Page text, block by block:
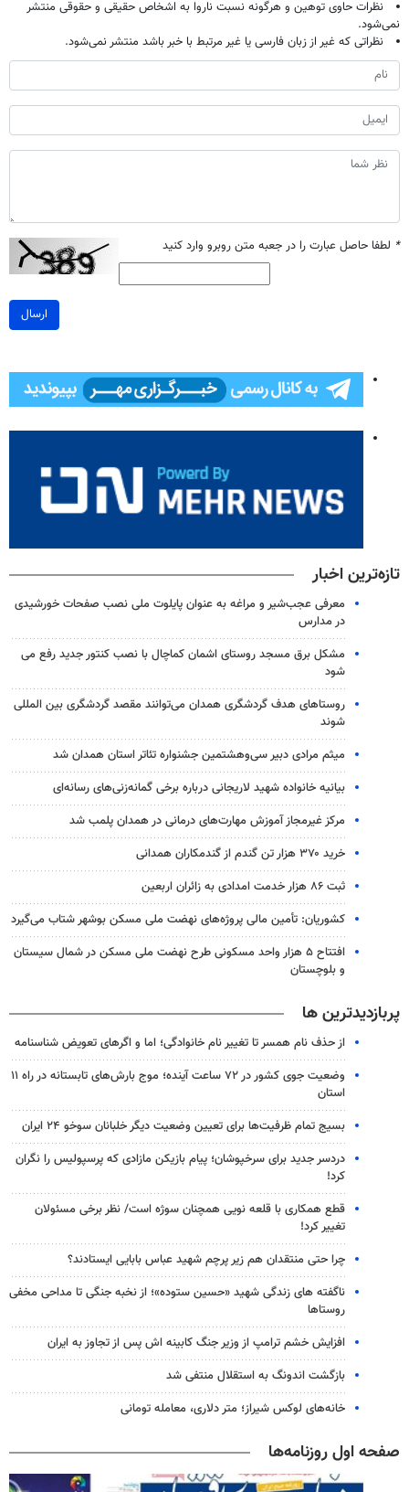
نظرات حاوی توهین و هرگونه نسبت ناروا به اشخاص حقیقی و حقوقی منتشر
نمی‌شود.
نظراتی که غیر از زبان فارسی یا غیر مرتبط با خبر باشد منتشر نمی‌شود.
* لطفا حاصل عبارت را در جعبه متن روبرو وارد کنید
ارسال
تازه‌ترین اخبار
معرفی عجب‌شیر و مراغه به عنوان پایلوت ملی نصب صفحات خورشیدی
در مدارس
مشکل برق مسجد روستای اشمان کماچال با نصب کنتور جدید رفع می
شود
روستاهای هدف گردشگری همدان می‌توانند مقصد گردشگری بین المللی
شوند
میثم مرادی دبیر سی‌وهشتمین جشنواره تئاتر استان همدان شد
بیانیه خانواده شهید لاریجانی درباره برخی گمانه‌زنی‌های رسانه‌ای
مرکز غیرمجاز آموزش مهارت‌های درمانی در همدان پلمب شد
خرید ۳۷۰ هزار تن گندم از گندمکاران همدانی
ثبت ۸۶ هزار خدمت امدادی به زائران اربعین
کشوریان: تأمین مالی پروژه‌های نهضت ملی مسکن بوشهر شتاب می‌گیرد
افتتاح ۵ هزار واحد مسکونی طرح نهضت ملی مسکن در شمال سیستان
و بلوچستان
پربازدیدترین ها
از حذف نام همسر تا تغییر نام خانوادگی؛ اما و اگرهای تعویض شناسنامه
وضعیت جوی کشور در ۷۲ ساعت آینده؛ موج بارش‌های تابستانه در راه ۱۱
استان
بسیج تمام ظرفیت‌ها برای تعیین وضعیت دیگر خلبانان سوخو ۲۴ ایران
دردسر جدید برای سرخپوشان؛ پیام بازیکن مازادی که پرسپولیس را نگران
کرد!
قطع همکاری با قلعه نویی همچنان سوژه است/ نظر برخی مسئولان
تغییر کرد!
چرا حتی منتقدان هم زیر پرچم شهید عباس بابایی ایستادند؟
ناگفته های زندگی شهید «حسین ستوده»؛ از نخبه جنگی تا مداحی مخفی
روستاها
افزایش خشم ترامپ از وزیر جنگ کابینه اش پس از تجاوز به ایران
بازگشت اندونگ به استقلال منتفی شد
خانه‌های لوکس شیراز؛ متر دلاری، معامله تومانی
صفحه اول روزنامه‌ها